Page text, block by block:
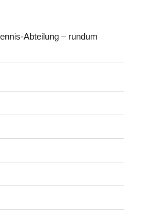
Abteilung – rundum